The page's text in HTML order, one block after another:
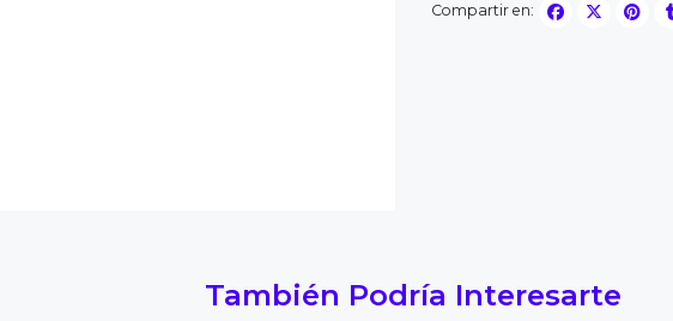
Compartir en:
También Podría Interesarte